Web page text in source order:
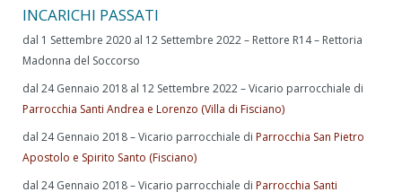
INCARICHI PASSATI
dal 1 Settembre 2020 al 12 Settembre 2022 – Rettore R14 – Rettoria
Madonna del Soccorso
dal 24 Gennaio 2018 al 12 Settembre 2022 – Vicario parrocchiale di
Parrocchia Santi Andrea e Lorenzo (Villa di Fisciano)
dal 24 Gennaio 2018 – Vicario parrocchiale di Parrocchia San Pietro
Apostolo e Spirito Santo (Fisciano)
dal 24 Gennaio 2018 – Vicario parrocchiale di Parrocchia Santi